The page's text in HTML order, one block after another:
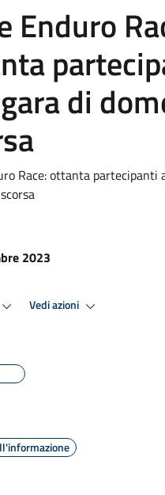
Enduro
di
Race: ottanta partecipanti
2023
Vedi azioni